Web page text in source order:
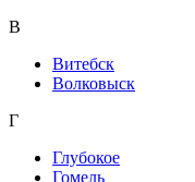
В
Витебск
Волковыск
Г
Глубокое
Гомель